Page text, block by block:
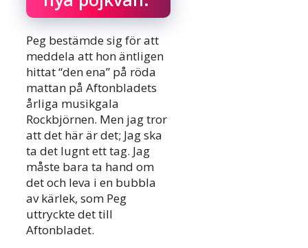
Peg bestämde sig för att
meddela att hon äntligen
hittat “den ena” på röda
mattan på Aftonbladets
årliga musikgala
Rockbjörnen. Men jag tror
att det här är det; Jag ska
ta det lugnt ett tag. Jag
måste bara ta hand om
det och leva i en bubbla
av kärlek, som Peg
uttryckte det till
Aftonbladet.